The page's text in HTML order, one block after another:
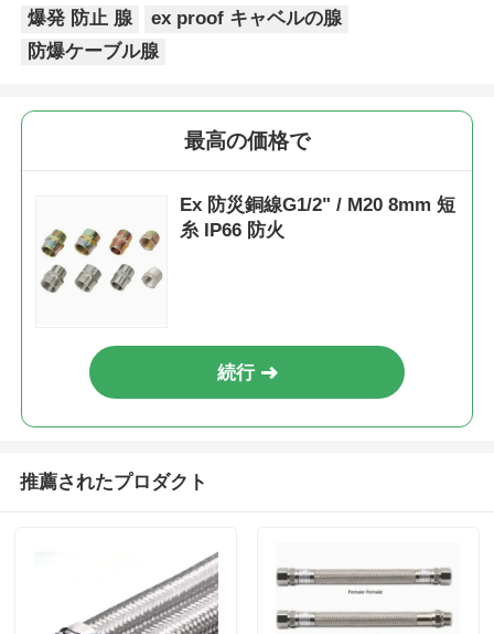
防爆ボックス
耐圧防爆プラグおよびソケット
爆発 防止 腺
ex proof キャベルの腺
防爆ケーブル腺
最高の価格で
Ex 防災銅線G1/2" / M20 8mm 短
糸 IP66 防火
続行
推薦されたプロダクト